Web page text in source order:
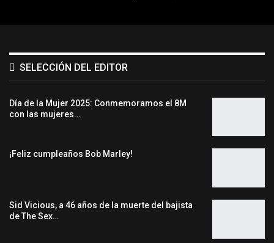
SELECCIÓN DEL EDITOR
Día de la Mujer 2025: Conmemoramos el 8M
con las mujeres…
¡Feliz cumpleaños Bob Marley!
Sid Vicious, a 46 años de la muerte del bajista
de The Sex…